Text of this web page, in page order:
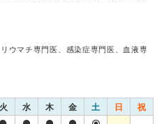
ウマチ専門医、感染症専門医、血液専
火 水 木 金 土 日 祝